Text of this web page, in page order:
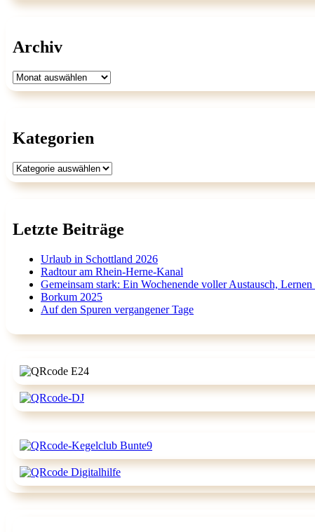
Archiv
Archiv
Kategorien
Kategorien
Letzte Beiträge
Urlaub in Schottland 2026
Radtour am Rhein-Herne-Kanal
Gemeinsam stark: Ein Wochenende voller Austausch,
Borkum 2025
Auf den Spuren vergangener Tage